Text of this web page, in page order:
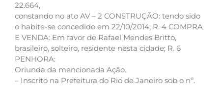
22.664,
constando no ato AV – 2 CONSTRUÇÃO: tendo sido
o habite-se concedido em 22/10/2014; R. 4 COMPRA
E VENDA: Em favor de Rafael Mendes Britto,
brasileiro, solteiro, residente nesta cidade; R. 6
PENHORA:
Oriunda da mencionada Ação.
– Inscrito na Prefeitura do Rio de Janeiro sob o nº.